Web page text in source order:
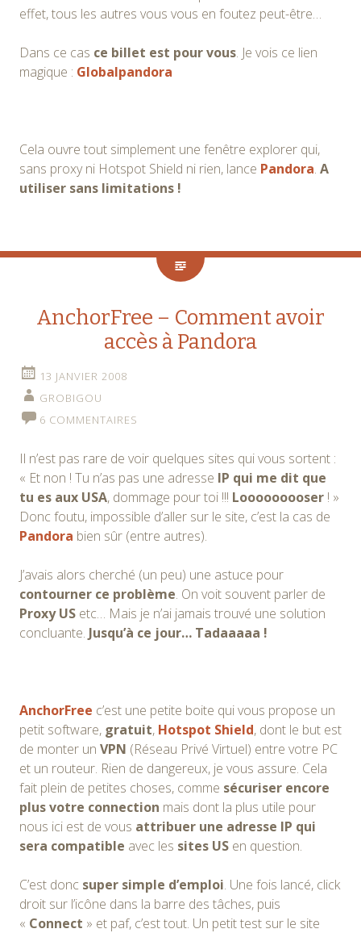
effet, tous les autres vous vous en foutez peut-être…
Dans ce cas ce billet est pour vous. Je vois ce lien
magique : Globalpandora
Cela ouvre tout simplement une fenêtre explorer qui,
sans proxy ni Hotspot Shield ni rien, lance Pandora. A
utiliser sans limitations !
AnchorFree – Comment avoir
accès à Pandora
13 JANVIER 2008
GROBIGOU
6 COMMENTAIRES
Il n’est pas rare de voir quelques sites qui vous sortent :
« Et non ! Tu n’as pas une adresse IP qui me dit que
tu es aux USA, dommage pour toi !!! Looooooooser ! »
Donc foutu, impossible d’aller sur le site, c’est la cas de
Pandora bien sûr (entre autres).
J’avais alors cherché (un peu) une astuce pour
contourner ce problème. On voit souvent parler de
Proxy US etc… Mais je n’ai jamais trouvé une solution
concluante. Jusqu’à ce jour… Tadaaaaa !
AnchorFree c’est une petite boite qui vous propose un
petit software, gratuit, Hotspot Shield, dont le but est
de monter un VPN (Réseau Privé Virtuel) entre votre PC
et un routeur. Rien de dangereux, je vous assure. Cela
fait plein de petites choses, comme sécuriser encore
plus votre connection mais dont la plus utile pour
nous ici est de vous attribuer une adresse IP qui
sera compatible avec les sites US en question.
C’est donc super simple d’emploi. Une fois lancé, click
droit sur l’icône dans la barre des tâches, puis
« Connect » et paf, c’est tout. Un petit test sur le site